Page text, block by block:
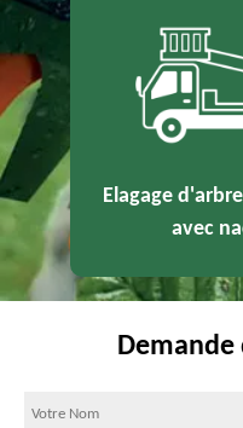
Elagage
avec
Demande